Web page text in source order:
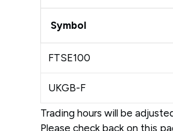
Symbol
FTSE100
UKGB-F
Trading hours will be
Please check back on this